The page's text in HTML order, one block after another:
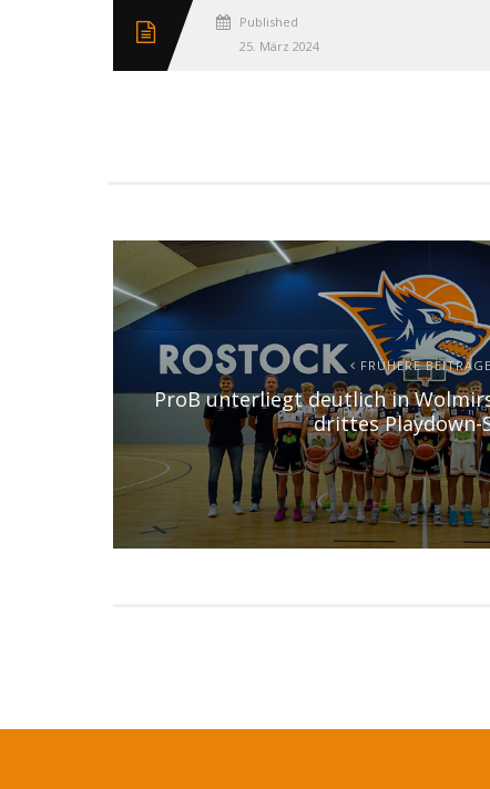
Published
25. März 2024
FRÜHERE BEITRÄGE
ProB unterliegt deutlich in
drittes Playdown-